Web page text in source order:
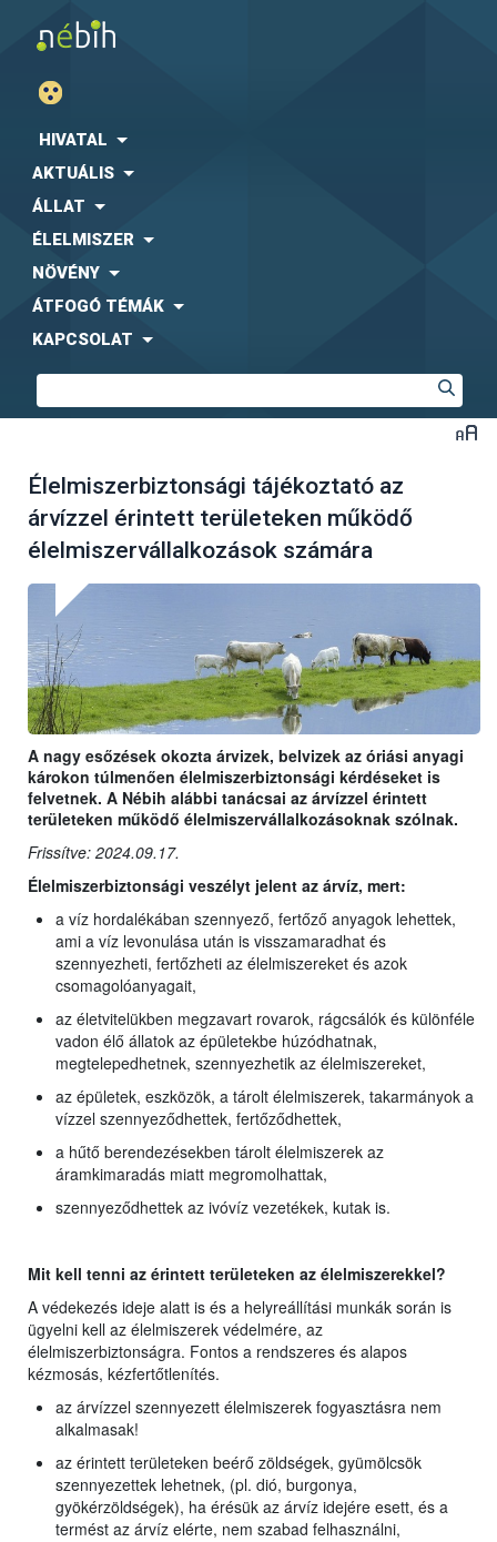
HIVATAL
AKTUÁLIS
ÁLLAT
ÉLELMISZER
NÖVÉNY
ÁTFOGÓ TÉMÁK
KAPCSOLAT
Élelmiszerbiztonsági tájékoztató az
árvízzel érintett területeken működő
élelmiszervállalkozások számára
A nagy esőzések okozta árvizek, belvizek az óriási anyagi
károkon túlmenően élelmiszerbiztonsági kérdéseket is
felvetnek. A Nébih alábbi tanácsai az árvízzel érintett
területeken működő élelmiszervállalkozásoknak szólnak.
Frissítve: 2024.09.17.
Élelmiszerbiztonsági veszélyt jelent az árvíz, mert:
a víz hordalékában szennyező, fertőző anyagok lehettek,
ami a víz levonulása után is visszamaradhat és
szennyezheti, fertőzheti az élelmiszereket és azok
csomagolóanyagait,
az életvitelükben megzavart rovarok, rágcsálók és különféle
vadon élő állatok az épületekbe húzódhatnak,
megtelepedhetnek, szennyezhetik az élelmiszereket,
az épületek, eszközök, a tárolt élelmiszerek, takarmányok a
vízzel szennyeződhettek, fertőződhettek,
a hűtő berendezésekben tárolt élelmiszerek az
áramkimaradás miatt megromolhattak,
szennyeződhettek az ivóvíz vezetékek, kutak is.
Mit kell tenni az érintett területeken az élelmiszerekkel?
A védekezés ideje alatt is és a helyreállítási munkák során is
ügyelni kell az élelmiszerek védelmére, az
élelmiszerbiztonságra. Fontos a rendszeres és alapos
kézmosás, kézfertőtlenítés.
az árvízzel szennyezett élelmiszerek fogyasztásra nem
alkalmasak!
az érintett területeken beérő zöldségek, gyümölcsök
szennyezettek lehetnek, (pl. dió, burgonya,
gyökérzöldségek), ha érésük az árvíz idejére esett, és a
termést az árvíz elérte, nem szabad felhasználni,